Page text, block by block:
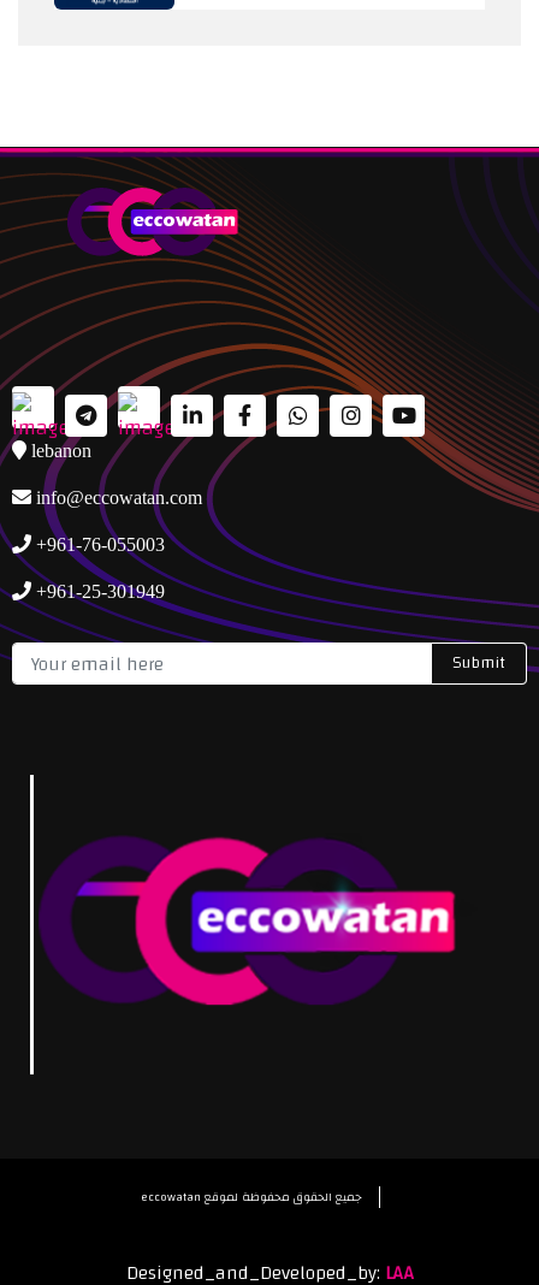
lebanon
info@eccowatan.com
+961-76-055003
+961-25-301949
Submit
eccowatan جميع الحقوق محفوظة لموقع
Designed_and_Developed_by: LAA